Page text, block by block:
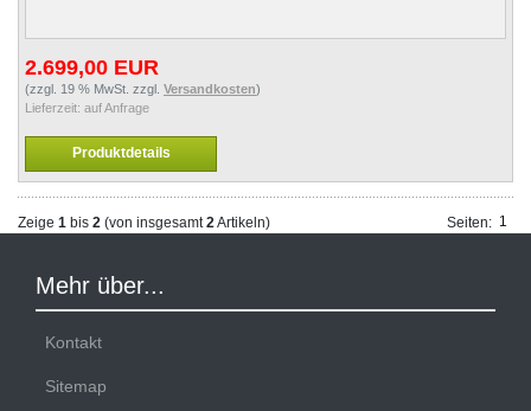
2.699,00 EUR
(zzgl. 19 % MwSt. zzgl. Versandkosten)
Lieferzeit: auf Anfrage
Produktdetails
Zeige 1 bis 2 (von insgesamt2Artikeln) Seiten:: 1
Mehr über...
Kontakt
Sitemap